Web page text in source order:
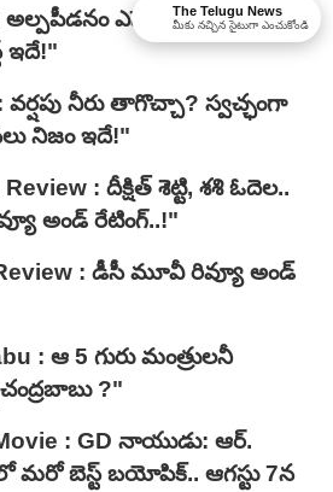
ఎఫెక్ట్.. భారీ వర్షాలు
ఇదే!"
వర్షపు నీరు తాగొచ్చా? స్వచ్ఛంగా
నిజం ఇదే!"
: దీక్షిత్ శెట్టి, శశి ఓదెల..
అండ్ రేటింగ్‌..!"
: డీసీ మూవీ రివ్యూ అండ్
: ఆ 5 గురు మంత్రులనీ
?"
: GD నాయుడు: ఆర్.
బెస్ట్ బయోపిక్.. ఆగస్టు 7న
The Telugu News
మీకు నచ్చిన సైటుగా ఎంచుకోండి